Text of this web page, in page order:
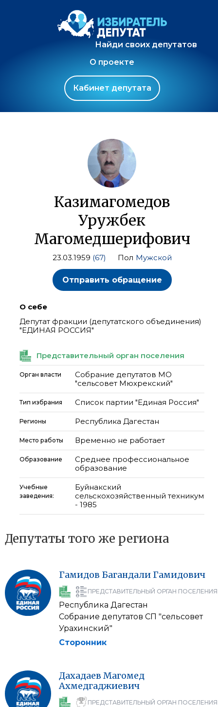
Найди своих депутатов
О проекте
Кабинет депутата
Казимагомедов
Уружбек
Магомедшерифович
23.03.1959 (67) Пол Мужской
Отправить обращение
О себе
Депутат фракции (депутатского объединения)
"ЕДИНАЯ РОССИЯ"
Представительный орган поселения
Орган власти
Собрание депутатов МО
"сельсовет Мюхрекский"
Тип избрания Список партии "Единая Россия"
Регионы Республика Дагестан
Место работы Временно не работает
Образование
Среднее профессиональное
образование
Учебные
заведения:
Буйнакский
сельскохозяйственный техникум
- 1985
Депутаты того же региона
Гамидов Багандали Гамидович
ПРЕДСТАВИТЕЛЬНЫЙ ОРГАН ПОСЕЛЕНИЯ
Республика Дагестан
Собрание депутатов СП "сельсовет
Урахинский"
Сторонник
Дахадаев Магомед
Ахмедгаджиевич
ПРЕДСТАВИТЕЛЬНЫЙ ОРГАН ПОСЕЛЕНИЯ